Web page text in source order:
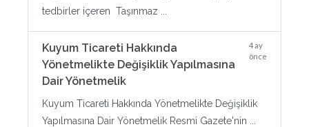
tedbirler içeren Taşınmaz ...
Kuyum Ticareti Hakkında
Yönetmelikte Değişiklik Yapılmasına
Dair Yönetmelik
4 ay
önce
Kuyum Ticareti Hakkında Yönetmelikte Değişiklik
Yapılmasına Dair Yönetmelik Resmi Gazete'nin ...